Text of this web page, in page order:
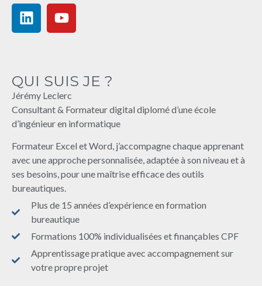
QUI SUIS JE ?
Jérémy Leclerc
Consultant & Formateur digital diplomé d’une école
d’ingénieur en informatique
Formateur Excel et Word, j’accompagne chaque apprenant
avec une approche personnalisée, adaptée à son niveau et à
ses besoins, pour une maîtrise efficace des outils
bureautiques.
Plus de 15 années d’expérience en formation
bureautique
Formations 100% individualisées et finançables CPF
Apprentissage pratique avec accompagnement sur
votre propre projet